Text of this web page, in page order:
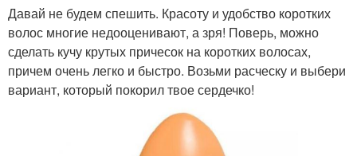
Давай не будем спешить. Красоту и удобство коротких
волос многие недооценивают, а зря! Поверь, можно
сделать кучу крутых причесок на коротких волосах,
причем очень легко и быстро. Возьми расческу и выбери
вариант, который покорил твое сердечко!